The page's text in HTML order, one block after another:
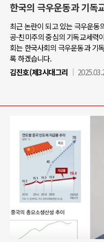
한국의 극우운동과 기독
최근 논란이 되고 있는 극우운동
공-친미주의 중심의 기독교세력
회는 한국사회의 극우운동과 기
록 하겠습니다.
김진호(제3시대그리